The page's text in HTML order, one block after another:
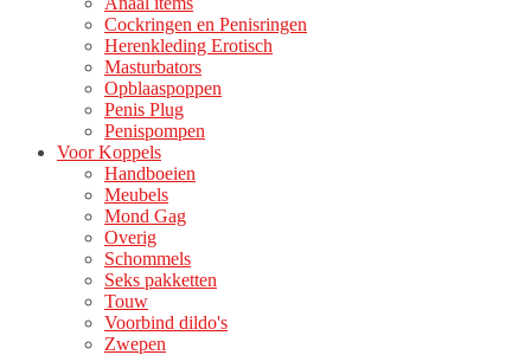
Cockringen en Penisringen
Herenkleding Erotisch
Masturbators
Opblaaspoppen
Penis Plug
Penispompen
Voor Koppels
Handboeien
Meubels
Mond Gag
Overig
Schommels
Seks pakketten
Touw
Voorbind dildo's
Zwepen